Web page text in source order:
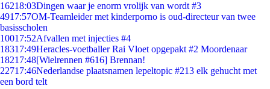
16218:03Dingen waar je enorm vrolijk van wordt #3
4917:57OM-Teamleider met kinderporno is oud-directeur van twee
basisscholen
10017:52Afvallen met injecties #4
18317:49Heracles-voetballer Rai Vloet opgepakt #2 Moordenaar
18217:48[Wielrennen #616] Brennan!
22717:46Nederlandse plaatsnamen lepeltopic #213 elk gehucht met
een bord telt